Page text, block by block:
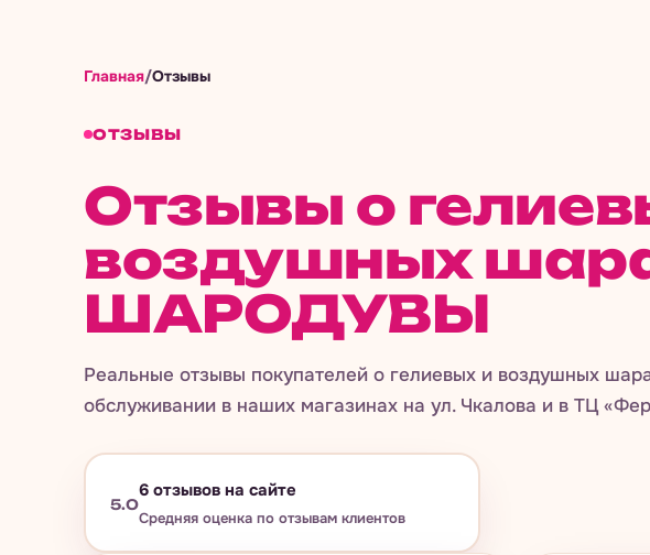
Главная/Отзывы
ОТЗЫВЫ
Отзывы о
воздушных
ШАРОДУВЫ
Реальные отзывы покупателей о гелиевых и воздушных
обслуживании в наших магазинах на ул. Чкалова и в ТЦ
5.0
6отзывов на сайте
Средняя оценка по отзывам клиентов